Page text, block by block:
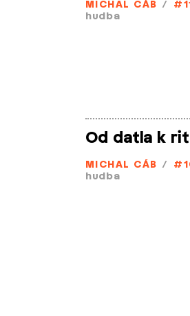
MICHAL CÁB /
hudba
Od datla k
MICHAL CÁB /
hudba